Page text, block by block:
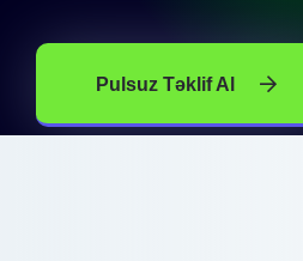
Pulsuz Təklif Al